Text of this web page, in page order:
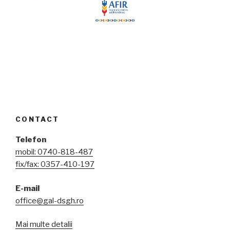
CONTACT
Telefon
mobil: 0740-818-487
fix/fax: 0357-410-197
E-mail
office@gal-dsgh.ro
Mai multe detalii